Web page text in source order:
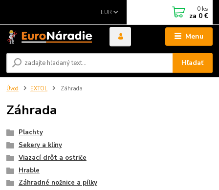
Menu
EUR
Hľadať
0 ks
za 0 €
Úvod EXTOL Záhrada
Záhrada
Plachty
Sekery a kliny
Viazací drôt a ostriče
Hrable
Záhradné nožnice a pílky